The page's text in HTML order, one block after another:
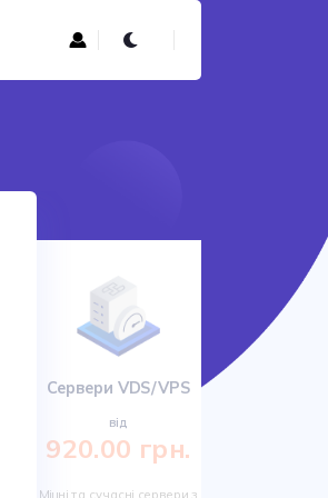
Сервери VDS/VPS
від
920.00 грн.